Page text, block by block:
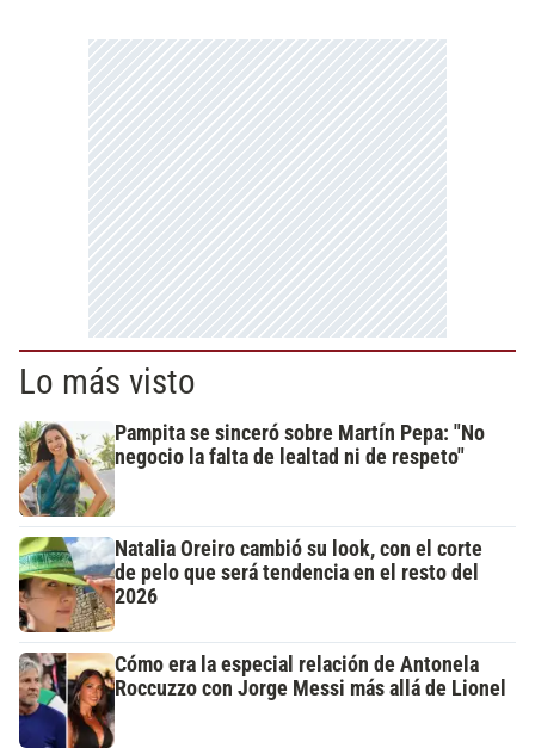
Lo más visto
Pampita se sinceró sobre Martín Pepa: "No
negocio la falta de lealtad ni de respeto"
Natalia Oreiro cambió su look, con el corte
de pelo que será tendencia en el resto del
2026
Cómo era la especial relación de Antonela
Roccuzzo con Jorge Messi más allá de Lionel